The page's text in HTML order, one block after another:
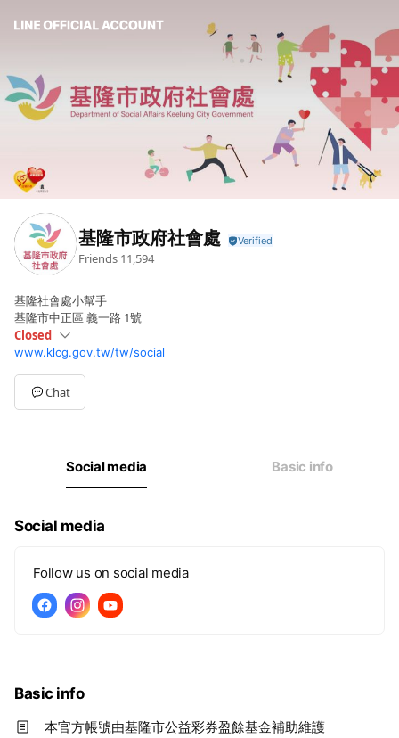
基隆市政府社會處
Friends 11,594
基隆社會處小幫手
基隆市中正區 義一路 1號
Closed
SunClosed
Mon08:30 - 12:30,13:30 - 17:30
Tue08:30 - 12:30,13:30 - 17:30
Wed08:30 - 12:30,13:30 - 17:30
www.klcg.gov.tw/tw/social
Chat
Social media Basic info
Social media
Follow us on social media
Basic info
本官方帳號由基隆市公益彩券盈餘基金補助維護